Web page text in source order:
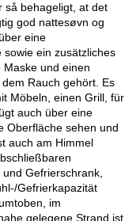
så behageligt, at det
god nattesøvn og
eine
sowie ein zusätzliches
Maske und einen
Rauch gehört. Es
Möbeln, einen Grill, für
auch über eine
Oberfläche sehen und
auch am Himmel
Gefrierschrank,
Gefrierkapazität
im
gelegene Strand ist